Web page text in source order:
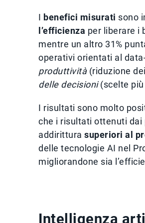
I benefici misurati sono
l’efficienza per liberare i
mentre un altro 31%
operativi orientati al
produttività(riduzione
delle decisioni(scelte più
I risultati sono molto
che i risultati ottenuti dai
addirittura superiori al
delle tecnologie AI nel
migliorandone sia
Intelligenza